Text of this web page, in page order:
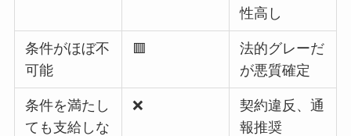
性高し
条件がほぼ不
可能
🟥
法的グレーだ
が悪質確定
条件を満たし
ても支給しな
❌
契約違反、通
報推奨